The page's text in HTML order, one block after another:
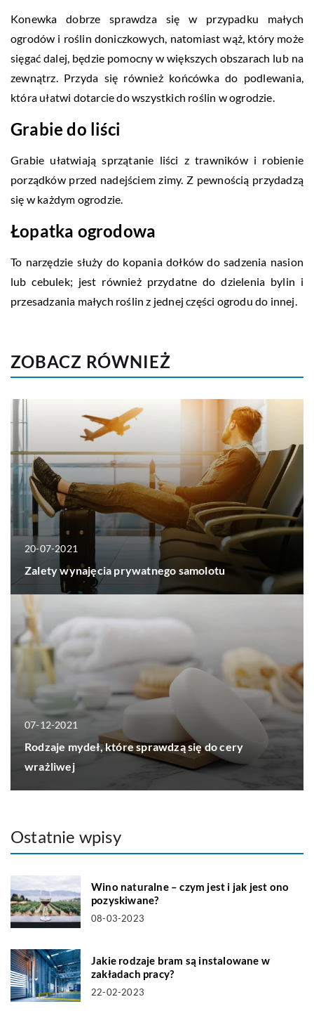
Konewka dobrze sprawdza się w przypadku małych
ogrodów i roślin doniczkowych, natomiast wąż, który może
sięgać dalej, będzie pomocny w większych obszarach lub na
zewnątrz. Przyda się również końcówka do podlewania,
która ułatwi dotarcie do wszystkich roślin w ogrodzie.
Grabie do liści
Grabie ułatwiają sprzątanie liści z trawników i robienie
porządków przed nadejściem zimy. Z pewnością przydadzą
się w każdym ogrodzie.
Łopatka ogrodowa
To narzędzie służy do kopania dołków do sadzenia nasion
lub cebulek; jest również przydatne do dzielenia bylin i
przesadzania małych roślin z jednej części ogrodu do innej.
ZOBACZ RÓWNIEŻ
20-07-2021
Zalety wynajęcia prywatnego samolotu
07-12-2021
Rodzaje mydeł, które sprawdzą się do cery
wrażliwej
Ostatnie wpisy
Wino naturalne – czym jest i jak jest ono
pozyskiwane?
08-03-2023
Jakie rodzaje bram są instalowane w
zakładach pracy?
22-02-2023